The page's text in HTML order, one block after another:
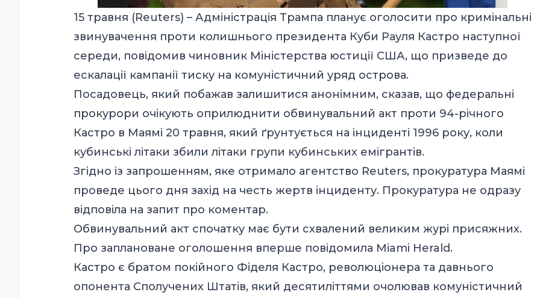
15 травня (Reuters) – Адміністрація Трампа планує оголосити про кримінальні
звинувачення проти колишнього президента Куби Рауля Кастро наступної
середи, повідомив чиновник Міністерства юстиції США, що призведе до
ескалації кампанії тиску на комуністичний уряд острова.
Посадовець, який побажав залишитися анонімним, сказав, що федеральні
прокурори очікують оприлюднити обвинувальний акт проти 94-річного
Кастро в Маямі 20 травня, який ґрунтується на інциденті 1996 року, коли
кубинські літаки збили літаки групи кубинських емігрантів.
Згідно із запрошенням, яке отримало агентство Reuters, прокуратура Маямі
проведе цього дня захід на честь жертв інциденту. Прокуратура не одразу
відповіла на запит про коментар.
Обвинувальний акт спочатку має бути схвалений великим журі присяжних.
Про заплановане оголошення вперше повідомила Miami Herald.
Кастро є братом покійного Фіделя Кастро, революціонера та давнього
опонента Сполучених Штатів, який десятиліттями очолював комуністичний